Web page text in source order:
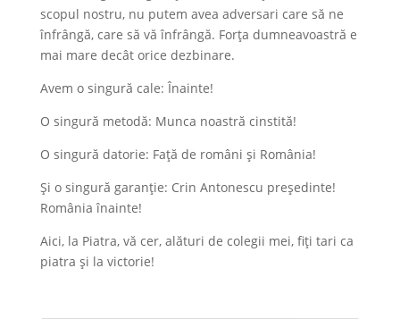
scopul nostru, nu putem avea adversari care să ne
înfrângă, care să vă înfrângă. Forța dumneavoastră e
mai mare decât orice dezbinare.
Avem o singură cale: Înainte!
O singură metodă: Munca noastră cinstită!
O singură datorie: Față de români și România!
Și o singură garanție: Crin Antonescu președinte!
România înainte!
Aici, la Piatra, vă cer, alături de colegii mei, fiți tari ca
piatra și la victorie!